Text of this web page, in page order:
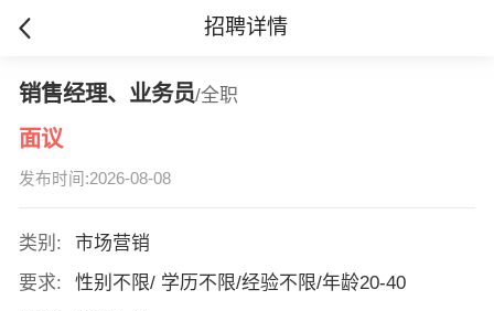
招聘详情
销售经理、业务员/全职
面议
发布时间:2026-08-08
类别:
市场营销
要求:
性别不限/ 学历不限/经验不限/年龄20-40